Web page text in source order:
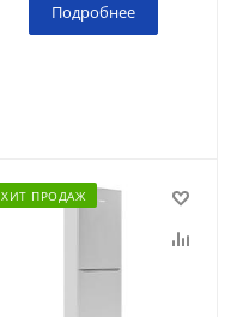
Подробнее
ХИТ ПРОДАЖ